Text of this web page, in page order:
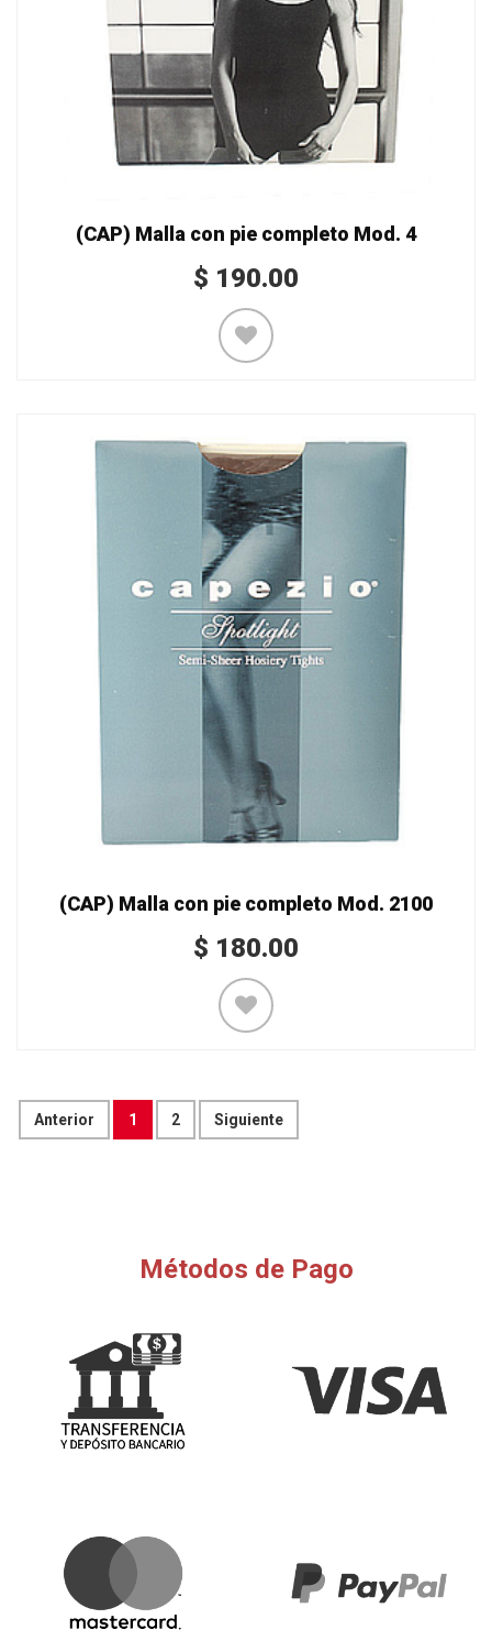
(CAP) Malla con pie completo Mod. 4
$ 190.00
(CAP) Malla con pie completo Mod. 2100
$ 180.00
Anterior 1 2 Siguiente
Métodos de Pago